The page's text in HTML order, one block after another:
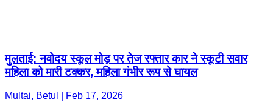
मुलताई: नवोदय स्कूल मोड़ पर तेज रफ्तार कार ने स्कूटी सवार
महिला को मारी टक्कर, महिला गंभीर रूप से घायल
Multai, Betul | Feb 17, 2026